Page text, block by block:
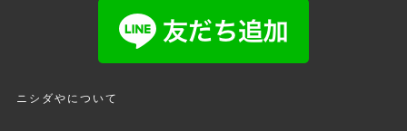
ニシダやについて